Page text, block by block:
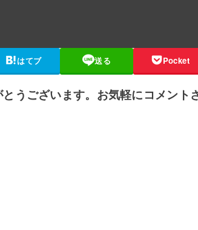
はてブ 送る Pocket
うございます。お気軽にコメント